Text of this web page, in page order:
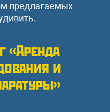
предлагаемых
«Аренда
и